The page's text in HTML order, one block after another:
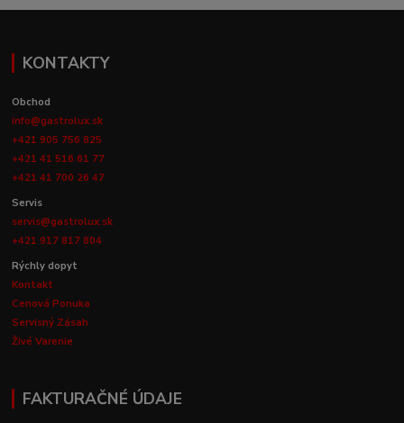
KONTAKTY
Obchod
info@gastrolux.sk
+421 905 756 825
+421 41 516 61 77
+421 41 700 26 47
Servis
servis@gastrolux.sk
+421 917 817 804
Rýchly dopyt
Kontakt
Cenová Ponuka
Servisný Zásah
Živé Varenie
FAKTURAČNÉ ÚDAJE